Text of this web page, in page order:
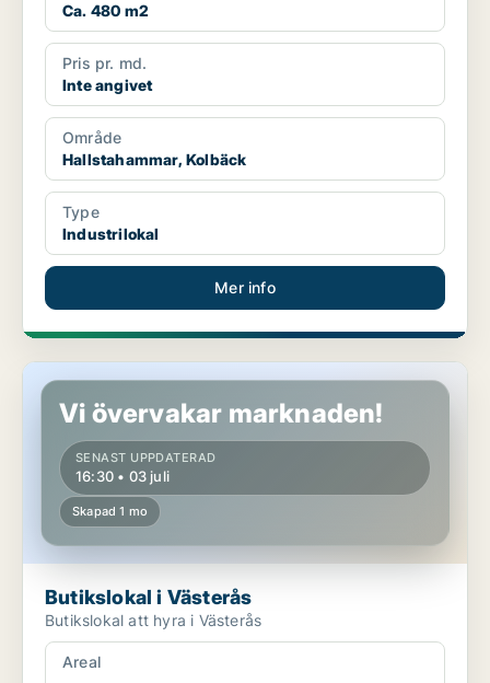
Ca. 480 m2
Pris pr. md.
Inte angivet
Område
Hallstahammar, Kolbäck
Type
Industrilokal
Mer info
Butikslokal i Västerås
Vi övervakar marknaden!
SENAST UPPDATERAD
16:30 • 03 juli
Skapad 1 mo
Butikslokal i Västerås
Butikslokal att hyra i Västerås
Areal